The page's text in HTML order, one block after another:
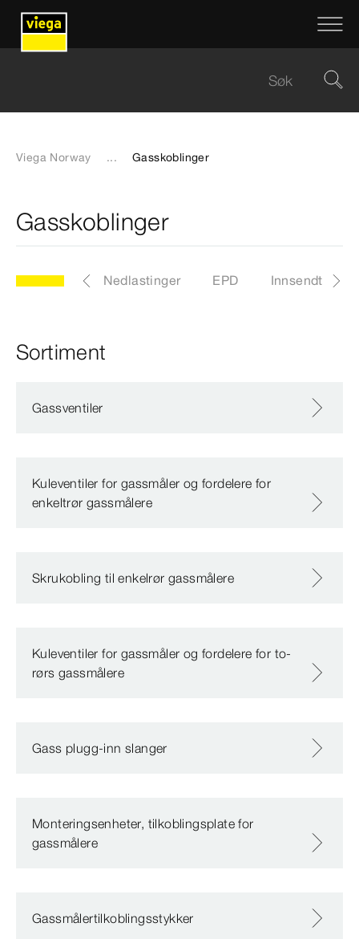
Viega Norway ... Gasskoblinger
Gasskoblinger
Sertifikater Nedlastinger EPD Innsendt
Sortiment
Gassventiler
Kuleventiler for gassmåler og fordelere for
enkeltrør gassmålere
Skrukobling til enkelrør gassmålere
Kuleventiler for gassmåler og fordelere for to-
rørs gassmålere
Gass plugg-inn slanger
Monteringsenheter, tilkoblingsplate for
gassmålere
Gassmålertilkoblingsstykker